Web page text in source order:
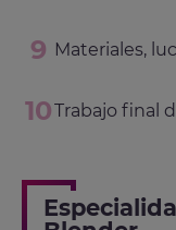
Materiales,
Trabajo final